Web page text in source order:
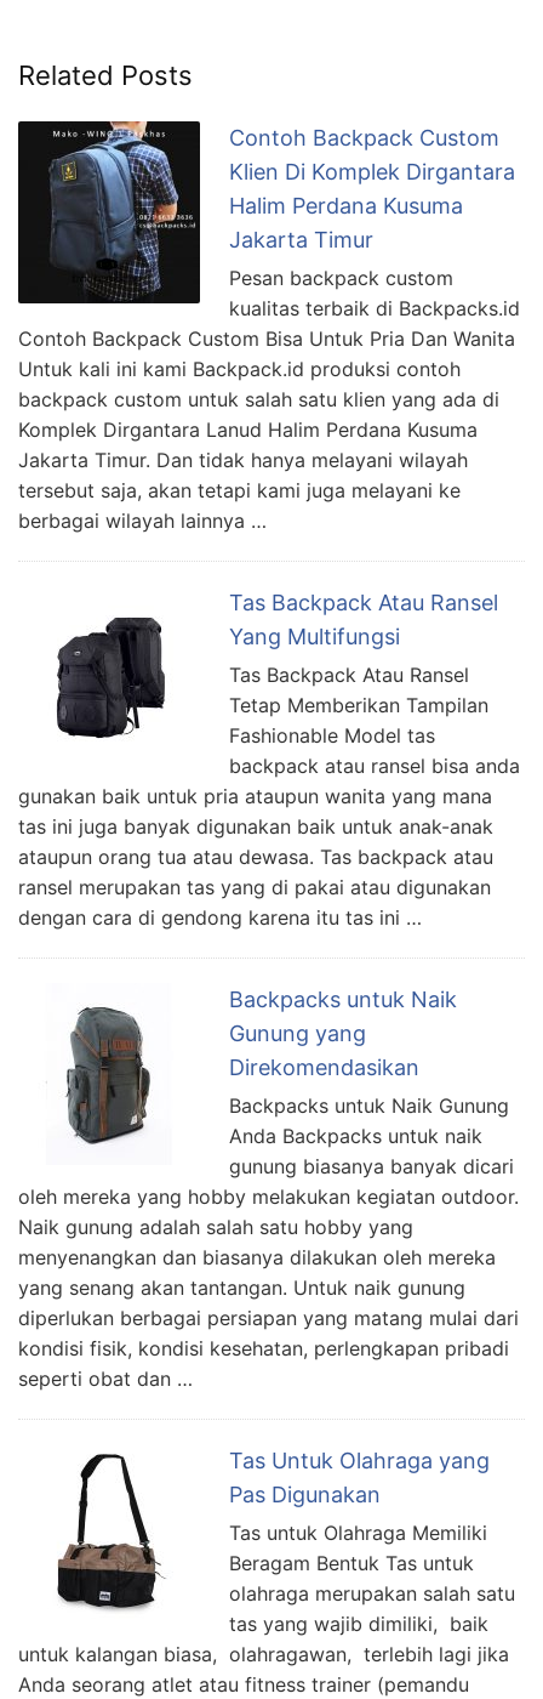
Related Posts
Contoh Backpack Custom
Klien Di Komplek Dirgantara
Halim Perdana Kusuma
Jakarta Timur
Pesan backpack custom
kualitas terbaik di Backpacks.id
Contoh Backpack Custom Bisa Untuk Pria Dan Wanita
Untuk kali ini kami Backpack.id produksi contoh
backpack custom untuk salah satu klien yang ada di
Komplek Dirgantara Lanud Halim Perdana Kusuma
Jakarta Timur. Dan tidak hanya melayani wilayah
tersebut saja, akan tetapi kami juga melayani ke
berbagai wilayah lainnya …
Tas Backpack Atau Ransel
Yang Multifungsi
Tas Backpack Atau Ransel
Tetap Memberikan Tampilan
Fashionable Model tas
backpack atau ransel bisa anda
gunakan baik untuk pria ataupun wanita yang mana
tas ini juga banyak digunakan baik untuk anak-anak
ataupun orang tua atau dewasa. Tas backpack atau
ransel merupakan tas yang di pakai atau digunakan
dengan cara di gendong karena itu tas ini …
Backpacks untuk Naik
Gunung yang
Direkomendasikan
Backpacks untuk Naik Gunung
Anda Backpacks untuk naik
gunung biasanya banyak dicari
oleh mereka yang hobby melakukan kegiatan outdoor.
Naik gunung adalah salah satu hobby yang
menyenangkan dan biasanya dilakukan oleh mereka
yang senang akan tantangan. Untuk naik gunung
diperlukan berbagai persiapan yang matang mulai dari
kondisi fisik, kondisi kesehatan, perlengkapan pribadi
seperti obat dan …
Tas Untuk Olahraga yang
Pas Digunakan
Tas untuk Olahraga Memiliki
Beragam Bentuk Tas untuk
olahraga merupakan salah satu
tas yang wajib dimiliki, baik
untuk kalangan biasa, olahragawan, terlebih lagi jika
Anda seorang atlet atau fitness trainer (pemandu